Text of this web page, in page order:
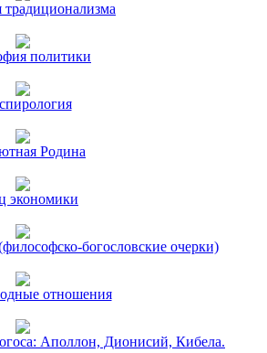
политики
Родина
экономики
богословские очерки)
отношения
Аполлон, Дионисий, Кибела.